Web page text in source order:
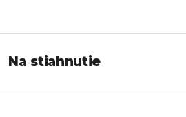
Na stiahnutie